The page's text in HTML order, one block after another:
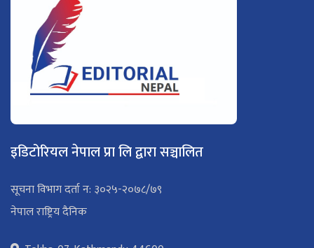
इडिटोरियल नेपाल प्रा लि द्वारा सञ्चालित
सूचना विभाग दर्ता न: ३०२५-२०७८/७९
नेपाल राष्ट्रिय दैनिक